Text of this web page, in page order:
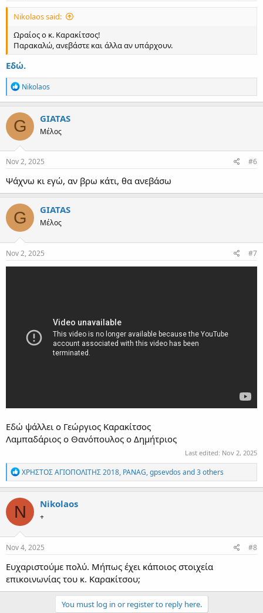
Nikolaos said:
Ωραίος ο κ. Καρακίτσος!
Παρακαλώ, ανεβάστε και άλλα αν υπάρχουν.
Εδώ.
R
e
a
c
t
i
o
n
s
Nikolaos
G GIATAS
Μέλος
Nov 2, 2025 #6
Ψάχνω κι εγώ, αν βρω κάτι, θα ανεβάσω
G GIATAS
Μέλος
Nov 2, 2025 #7
Εδώ ψάλλει ο Γεώργιος Καρακίτσος
Λαμπαδάριος ο Θανόπουλος ο Δημήτριος
Last edited: Nov 2, 2025
R
e
a
c
i
o
n
s
ΧΡΗΣΤΟΣ ΑΓΙΟΠΟΛΙΤΗΣ 2018, PANAG,gpsevdos and 3 others
N Nikolaos
+
Nov 4, 2025 #8
Ευχαριστούμε πολύ. Μήπως έχει κάποιος στοιχεία
επικοινωνίας του κ. Καρακίτσου;
You must log in or register to reply here.